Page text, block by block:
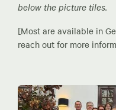
below the picture tiles.
[Most are available in
reach out for more